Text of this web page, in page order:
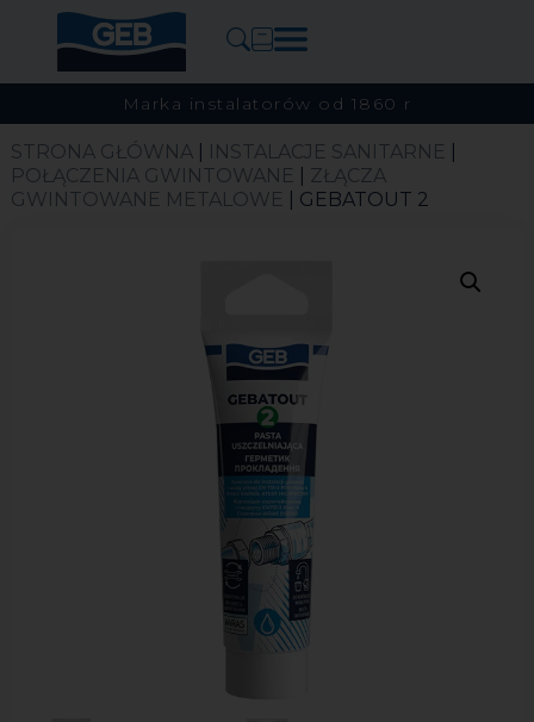
Marka instalatorów od 1860 r
STRONA GŁÓWNA| INSTALACJE SANITARNE
POŁĄCZENIA GWINTOWANE
ZŁĄCZA
GWINTOWANE METALOWE
| GEBATOUT 2